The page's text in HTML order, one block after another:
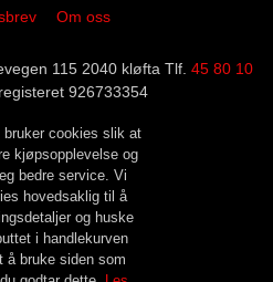
Om oss
115 2040 kløfta Tlf. 45 80 10
926733354
cookies slik at
kjøpsopplevelse og
bedre service. Vi
hovedsaklig til å
og huske
i handlekurven
å bruke siden som